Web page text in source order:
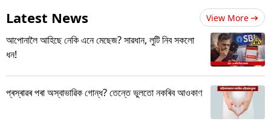
Latest News View More
আপোনালৈ আহিছে নেকি এনে মেছেজ? সাৱধান, লুটি নিব সকলো
ধন!
প্ৰস্ৰাৱৰ পৰা অস্বাভাৱিক গোন্ধ? তেন্তে ভুলতো নকৰিব আওকাণ